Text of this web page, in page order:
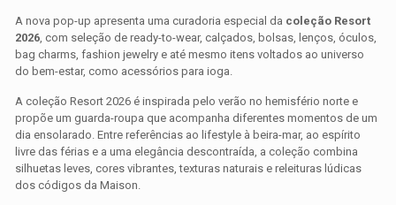
A nova pop-up apresenta uma curadoria especial da coleção Resort
2026, com seleção de ready-to-wear, calçados, bolsas, lenços, óculos,
bag charms, fashion jewelry e até mesmo itens voltados ao universo
do bem-estar, como acessórios para ioga.
A coleção Resort 2026 é inspirada pelo verão no hemisfério norte e
propõe um guarda-roupa que acompanha diferentes momentos de um
dia ensolarado. Entre referências ao lifestyle à beira-mar, ao espírito
livre das férias e a uma elegância descontraída, a coleção combina
silhuetas leves, cores vibrantes, texturas naturais e releituras lúdicas
dos códigos da Maison.